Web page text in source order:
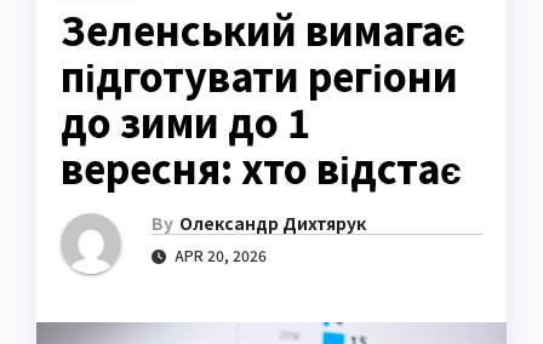
Зеленський вимагає
підготувати регіони
до зими до 1
вересня: хто відстає
By Олександр Дихтярук
APR 20, 2026